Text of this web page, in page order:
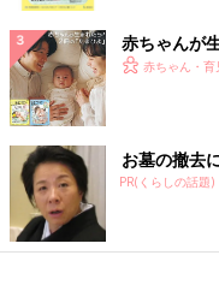
赤ちゃんが
赤ちゃん・育
お墓の撤去
PR(くらしの話題)